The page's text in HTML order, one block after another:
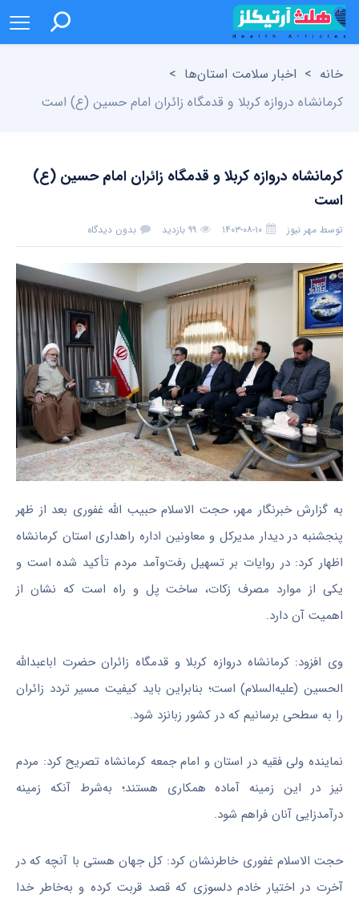
خانه > اخبار سلامت استان‌ها >
کرمانشاه دروازه کربلا و قدمگاه زائران امام حسین (ع) است
کرمانشاه دروازه کربلا و قدمگاه زائران امام حسین (ع)
است
توسط مهر نیوز ۱۴۰۳-۰۸-۱۰ ۹۹ بازدید بدون دیدگاه
به گزارش خبرنگار مهر، حجت الاسلام حبیب الله غفوری بعد از ظهر
پنجشنبه در دیدار مدیرکل و معاونین اداره راهداری استان کرمانشاه
اظهار کرد: در روایات بر تسهیل رفت‌وآمد مردم تأکید شده است و
یکی از موارد مصرف زکات، ساخت پل و راه است که نشان از
اهمیت آن دارد.
وی افزود: کرمانشاه دروازه کربلا و قدمگاه زائران حضرت اباعبدالله
الحسین (علیه‌السلام) است؛ بنابراین باید کیفیت مسیر تردد زائران
را به سطحی برسانیم که در کشور زبانزد شود.
نماینده ولی فقیه در استان و امام جمعه کرمانشاه تصریح کرد: مردم
نیز در این زمینه آماده همکاری هستند؛ به‌شرط آنکه زمینه
درآمدزایی آنان فراهم شود.
حجت الاسلام غفوری خاطرنشان کرد: کل جهان هستی با آنچه که در
آخرت در اختیار خادم دلسوزی که قصد قربت کرده و به‌خاطر خدا